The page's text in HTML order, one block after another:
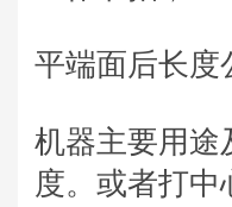
平端面后长度
机器主要用途
度。或者打